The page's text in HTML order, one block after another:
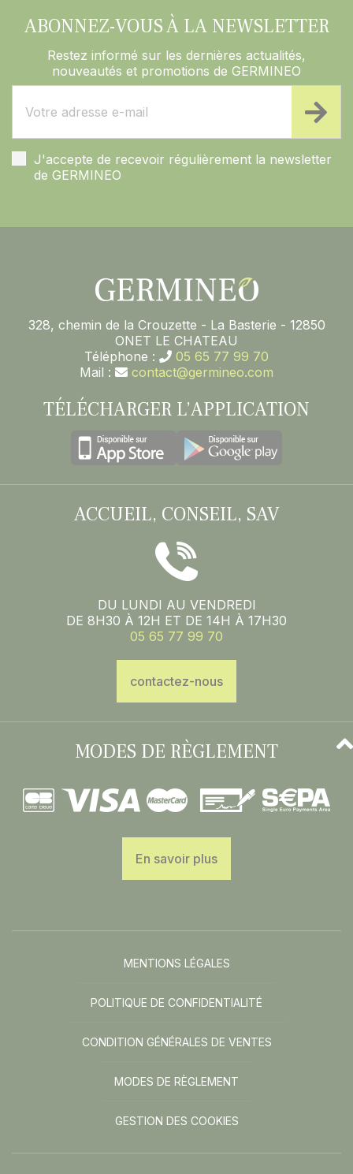
ABONNEZ-VOUS À LA NEWSLETTER
Restez informé sur les dernières actualités,
nouveautés et promotions de GERMINEO
J'accepte de recevoir régulièrement la newsletter
de GERMINEO
328, chemin de la Crouzette - La Basterie - 12850
ONET LE CHATEAU
Téléphone :
05 65 77 99 70
Mail :
contact@germineo.com
TÉLÉCHARGER L’APPLICATION
ACCUEIL, CONSEIL, SAV
DU LUNDI AU VENDREDI
DE 8H30 À 12H ET DE 14H À 17H30
05 65 77 99 70
contactez-nous
MODES DE RÈGLEMENT
En savoir plus
MENTIONS LÉGALES
POLITIQUE DE CONFIDENTIALITÉ
CONDITION GÉNÉRALES DE VENTES
MODES DE RÈGLEMENT
GESTION DES COOKIES